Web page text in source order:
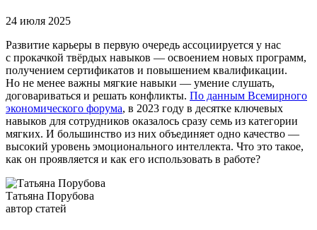
24 июля 2025
Развитие карьеры в первую очередь ассоциируется у нас
с прокачкой твёрдых навыков — освоением новых программ,
получением сертификатов и повышением квалификации.
Но не менее важны мягкие навыки — умение слушать,
договариваться и решать конфликты. По данным Всемирного
экономического форума, в 2023 году в десятке ключевых
навыков для сотрудников оказалось сразу семь из категории
мягких. И большинство из них объединяет одно качество —
высокий уровень эмоционального интеллекта. Что это такое,
как он проявляется и как его использовать в работе?
Татьяна Порубова
автор статей